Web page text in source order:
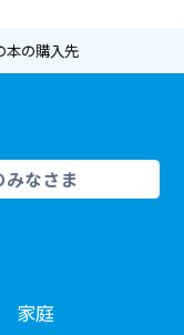
本の購入先
みなさま
家庭